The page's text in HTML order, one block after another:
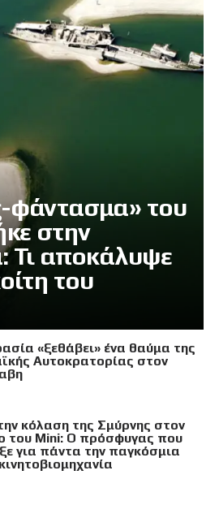
φάντασμα» του
στην
Τι αποκάλυψε
του
«ξεθάβει» ένα θαύμα της
Αυτοκρατορίας στον
κόλαση της Σμύρνης στον
του Mini: Ο πρόσφυγας που
για πάντα την παγκόσμια